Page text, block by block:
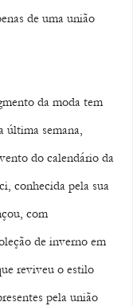
de uma união
da moda tem
última semana,
do calendário da
conhecida pela sua
com
de inverno em
reviveu o estilo
pela união